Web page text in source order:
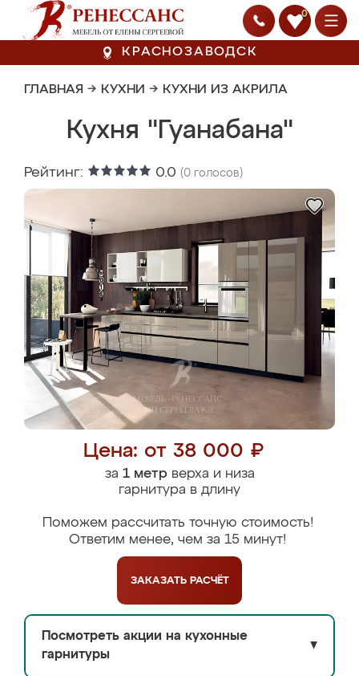
0
КРАСНОЗАВОДСК
ГЛАВНАЯ → КУХНИ → КУХНИ ИЗ АКРИЛА
Кухня "Гуанабана"
Рейтинг: 0.0 (0 голосов)
Цена: от 38 000 ₽
за 1 метрверха и низа
гарнитура в длину
Поможем рассчитать точную стоимость!
Ответим менее, чем за 15 минут!
ЗАКАЗАТЬ РАСЧЁТ
Посмотреть акции на кухонные
гарнитуры
▼